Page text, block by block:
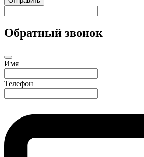
Обратный звонок
Имя
Телефон